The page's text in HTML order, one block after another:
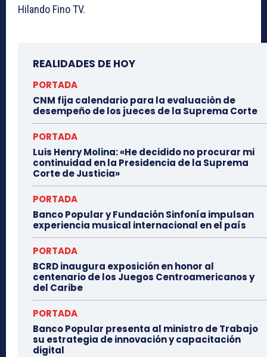
Hilando Fino TV.
REALIDADES DE HOY
PORTADA
CNM fija calendario para la evaluación de
desempeño de los jueces de la Suprema Corte
PORTADA
Luis Henry Molina: «He decidido no procurar mi
continuidad en la Presidencia de la Suprema
Corte de Justicia»
PORTADA
Banco Popular y Fundación Sinfonía impulsan
experiencia musical internacional en el país
PORTADA
BCRD inaugura exposición en honor al
centenario de los Juegos Centroamericanos y
del Caribe
PORTADA
Banco Popular presenta al ministro de Trabajo
su estrategia de innovación y capacitación
digital